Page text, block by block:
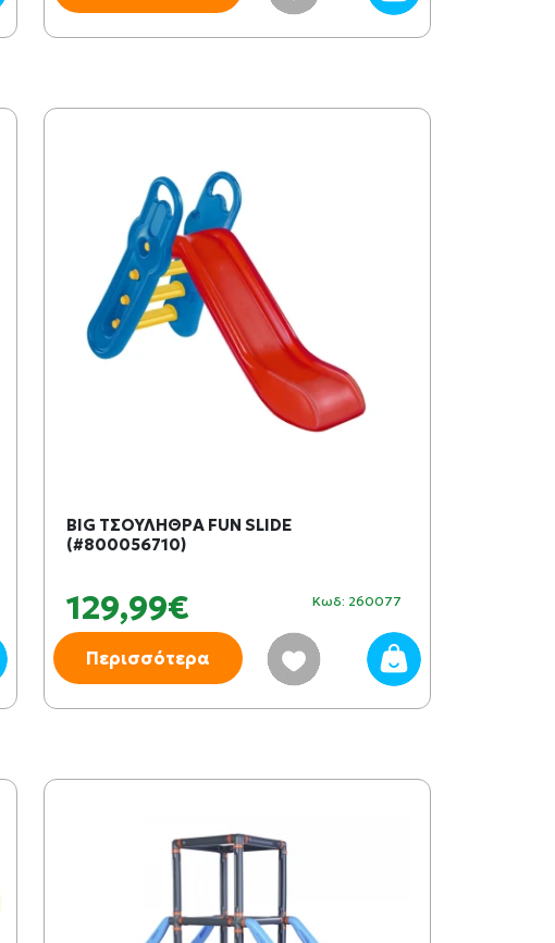
BIG ΤΣΟΥΛΗΘΡΑ FUN SLIDE
(#800056710)
129,99€ Κωδ: 260077
Περισσότερα